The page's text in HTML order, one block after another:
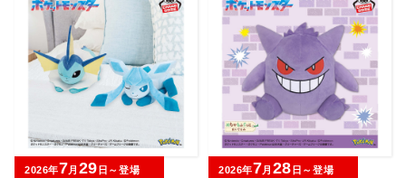
2026年7月 29 日～登場 2026年7月 28 日～登場